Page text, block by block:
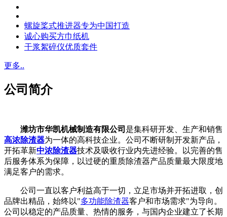
螺旋桨式推进器专为中国打造
诚心购买方巾纸机
干浆絮碎仪优质套件
更多..
公司简介
潍坊市华凯机械制造有限公司 是集科研开发、生产和销售
高浓除渣器为一体的高科技企业。公司不断研制开发新产品，
开拓革新中浓除渣器技术及吸收行业内先进经验。以完善的售
后服务体系为保障，以过硬的重质除渣器产品质量最大限度地
满足客户的需求。
公司一直以客户利益高于一切，立足市场并开拓进取，创
品牌出精品，始终以"多功能除渣器客户和市场需求"为导向。
公司以稳定的产品质量、热情的服务，与国内企业建立了长期